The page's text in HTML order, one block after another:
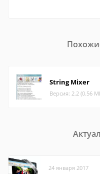
String Mixer
Версия: 2.2 (0.56
24 января 2017